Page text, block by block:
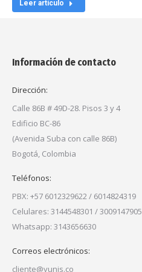
Leer artículo
Información de contacto
Dirección:
Calle 86B # 49D-28. Pisos 3 y 4
Edificio BC-86
(Avenida Suba con calle 86B)
Bogotá, Colombia
Teléfonos:
PBX: +57 6012329622 / 6014824319
Celulares: 3144548301 / 3009147905
Whatsapp: 3143656630
Correos electrónicos:
cliente@yunis.co